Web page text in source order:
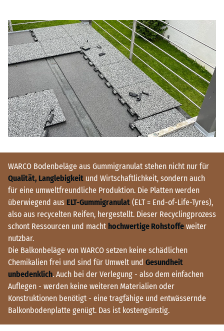
WARCO Bodenbeläge aus Gummigranulat stehen nicht nur für
Qualität, Langlebigkeit und Wirtschaftlichkeit, sondern auch
für eine umweltfreundliche Produktion. Die Platten werden
überwiegend aus ELT-Gummigranulat (ELT = End-of-Life-Tyres),
also aus recycelten Reifen, hergestellt. Dieser Recyclingprozess
schont Ressourcen und macht hochwertige Rohstoffe weiter
nutzbar.
Die Balkonbeläge von WARCO setzen keine schädlichen
Chemikalien frei und sind für Umwelt und Gesundheit
unbedenklich. Auch bei der Verlegung - also dem einfachen
Auflegen - werden keine weiteren Materialien oder
Konstruktionen benötigt - eine tragfähige und entwässernde
Balkonbodenplatte genügt. Das ist kostengünstig.